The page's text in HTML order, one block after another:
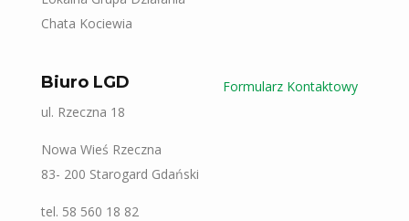
Chata Kociewia
Biuro LGD
ul. Rzeczna 18
Nowa Wieś Rzeczna
83- 200 Starogard Gdański
tel. 58 560 18 82
Formularz Kontaktowy